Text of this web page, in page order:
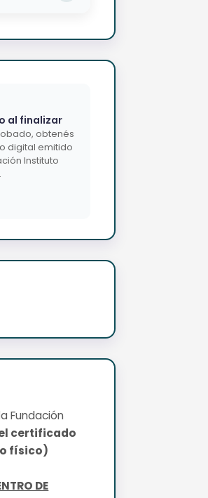
al finalizar
obtenés
digital emitido
Instituto
Fundación
certificado
físico)
DE